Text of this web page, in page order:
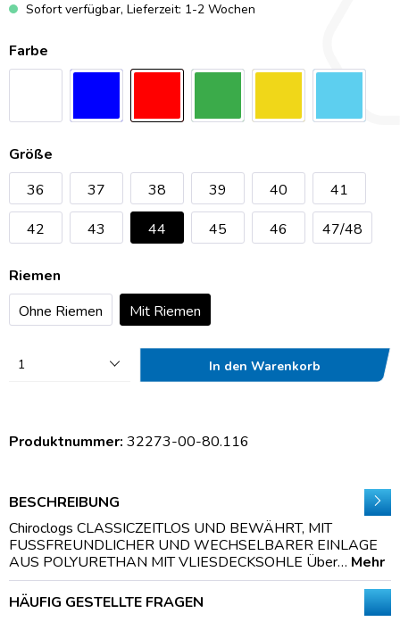
Sofort verfügbar, Lieferzeit: 1-2 Wochen
Farbe
Größe
36
37 38 39 40
41
42
43 44 45 46 47/48
Riemen
Ohne Riemen
Mit Riemen
1 In den Warenkorb
Produktnummer: 32273-00-80.116
BESCHREIBUNG
Chiroclogs CLASSICZEITLOS UND BEWÄHRT, MIT
FUSSFREUNDLICHER UND WECHSELBARER EINLAGE
AUS POLYURETHAN MIT VLIESDECKSOHLE Über… Mehr
HÄUFIG GESTELLTE FRAGEN